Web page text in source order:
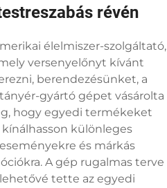
révén
élelmiszer-szolgáltató,
versenyelőnyt kívánt
berendezésünket, a
gyártó gépet vásárolta
hogy egyedi termékeket
kínálhasson különleges
eseményekre és márkás
A gép rugalmas terve
lehetővé tette az egyedi